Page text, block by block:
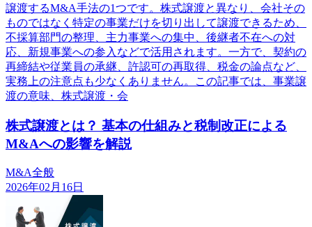
譲渡するM&A手法の1つです。株式譲渡と異なり、会社その
ものではなく特定の事業だけを切り出して譲渡できるため、
不採算部門の整理、主力事業への集中、後継者不在への対
応、新規事業への参入などで活用されます。一方で、契約の
再締結や従業員の承継、許認可の再取得、税金の論点など、
実務上の注意点も少なくありません。この記事では、事業譲
渡の意味、株式譲渡・会
株式譲渡とは？ 基本の仕組みと税制改正による
M&Aへの影響を解説
M&A全般
2026年02月16日